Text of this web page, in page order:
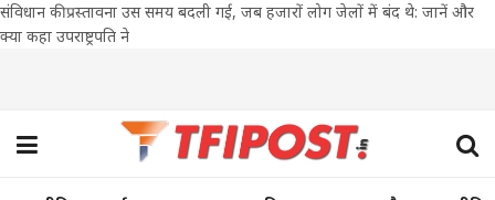
संविधान की प्रस्तावना उस समय बदली गई, जब हजारों लोग जेलों में बंद थे: जानें और
क्या कहा उपराष्ट्रपति ने